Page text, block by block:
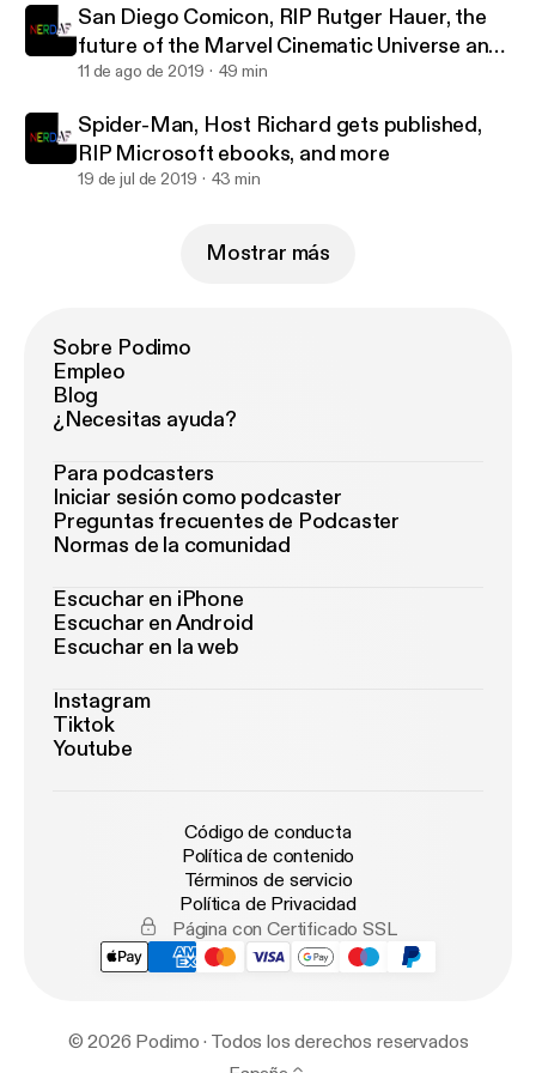
San Diego Comicon, RIP Rutger Hauer, the
future of the Marvel Cinematic Universe and
more
11 de ago de 2019 49 min
Spider-Man, Host Richard gets published,
RIP Microsoft ebooks, and more
19 de jul de 2019 43 min
Mostrar más
Sobre Podimo
Empleo
Blog
¿Necesitas ayuda?
Para podcasters
Iniciar sesión como podcaster
Preguntas frecuentes de Podcaster
Normas de la comunidad
Escuchar en iPhone
Escuchar en Android
Escuchar en la web
Instagram
Tiktok
Youtube
Código de conducta
Política de contenido
Términos de servicio
Política de Privacidad
Página con Certificado SSL
© 2026 Podimo · Todos los derechos reservados